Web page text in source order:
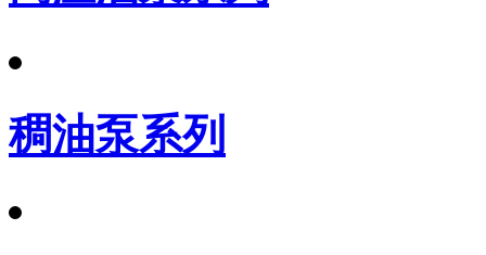
稠油泵系列